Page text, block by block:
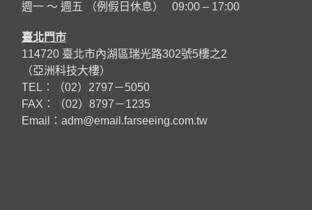
週一 ～ 週五 （例假日休息） 09:00 – 17:00
臺北門市
114720 臺北市內湖區瑞光路302號5樓之2
（亞洲科技大樓）
TEL：（02）2797－5050
FAX：（02）8797－1235
Email： adm@email.farseeing.com.tw